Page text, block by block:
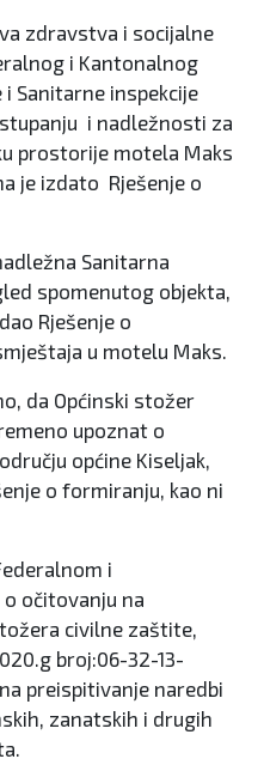
zdravstva i socijalne
i Kantonalnog
Sanitarne inspekcije
i nadležnosti za
prostorije motela Maks
je izdato Rješenje o
Sanitarna
spomenutog objekta,
Rješenje o
u motelu Maks.
da Općinski stožer
upoznat o
općine Kiseljak,
o formiranju, kao ni
i
očitovanju na
civilne zaštite,
broj:06-32-13-
preispitivanje naredbi
zanatskih i drugih